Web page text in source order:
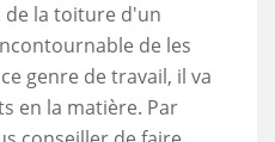
de la toiture d'un
de les
genre de travail, il va
en la matière. Par